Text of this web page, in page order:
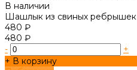
В наличии
Шашлык из свиных ребрышек
480 ₽
480 ₽
-
+
+ В корзину